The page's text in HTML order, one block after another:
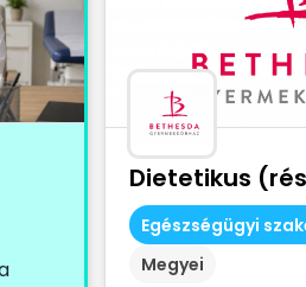
Dietetikus
Egészségügyi
Megyei